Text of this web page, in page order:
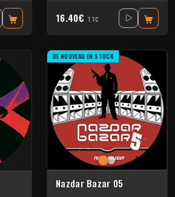
16.40€ TTC
DE NOUVEAU EN STOCK
Nazdar Bazar 05